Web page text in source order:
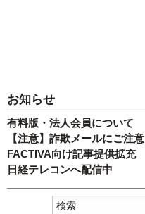
お知らせ
有料版・法人会員について
【注意】詐欺メールにご注意
FACTIVA向け記事提供拡充
日経テレコンへ配信中